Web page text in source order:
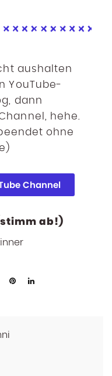
aushalten
YouTube-
dann
hehe.
ohne
Channel
ab!)